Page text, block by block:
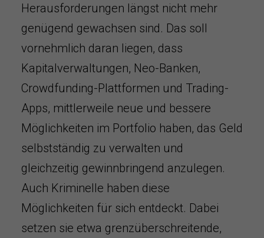
Herausforderungen längst nicht mehr
genügend gewachsen sind. Das soll
vornehmlich daran liegen, dass
Kapitalverwaltungen, Neo-Banken,
Crowdfunding-Plattformen und Trading-
Apps, mittlerweile neue und bessere
Möglichkeiten im Portfolio haben, das Geld
selbstständig zu verwalten und
gleichzeitig gewinnbringend anzulegen.
Auch Kriminelle haben diese
Möglichkeiten für sich entdeckt. Dabei
setzen sie etwa grenzüberschreitende,